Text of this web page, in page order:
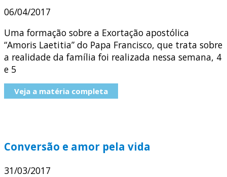
06/04/2017
Uma formação sobre a Exortação apostólica
“Amoris Laetitia” do Papa Francisco, que trata sobre
a realidade da família foi realizada nessa semana, 4
e 5
Veja a matéria completa
Conversão e amor pela vida
31/03/2017